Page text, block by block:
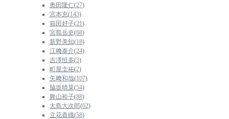
奥田隆仁(27)
宮本充(143)
箱田好子(21)
宮島岳史(68)
新野美知(18)
江﨑泰介(24)
吉澤恒多(3)
町屋圭祐(2)
矢﨑和哉(107)
脇坂晴菜(54)
舞山裕子(88)
大島大次郎(62)
立花香織(58)